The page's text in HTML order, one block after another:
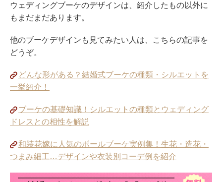
ウェディングブーケのデザインは、紹介したもの以外に
もまだまだあります。
他のブーケデザインも見てみたい人は、こちらの記事を
どうぞ。
どんな形がある？結婚式ブーケの種類・シルエットを
一挙紹介！
ブーケの基礎知識！シルエットの種類とウェディング
ドレスとの相性を解説
和装花嫁に人気のボールブーケ実例集！生花・造花・
つまみ細工…デザインや衣装別コーデ例を紹介